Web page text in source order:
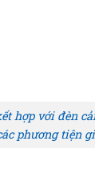
hợp với đèn
phương tiện